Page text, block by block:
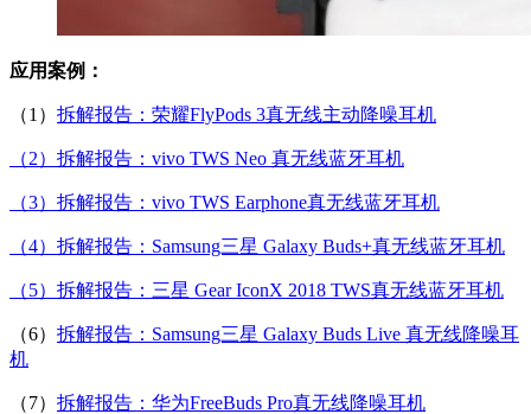
应用案例：
（1） 拆解报告：荣耀FlyPods 3真无线主动降噪耳机
（2）拆解报告：vivo TWS Neo 真无线蓝牙耳机
（3）拆解报告：vivo TWS Earphone真无线蓝牙耳机
（4）拆解报告：Samsung三星 Galaxy Buds+真无线蓝牙耳机
（5）拆解报告：三星 Gear IconX 2018 TWS真无线蓝牙耳机
（6） 拆解报告：Samsung三星 Galaxy Buds Live 真无线降噪耳
机
（7） 拆解报告：华为FreeBuds Pro真无线降噪耳机